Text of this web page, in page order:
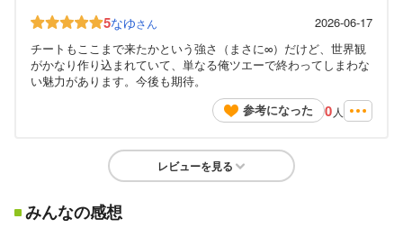
5なゆさん
2026-06-17
チートもここまで来たかという強さ（まさに∞）だけど、世界観
がかなり作り込まれていて、単なる俺ツエーで終わってしまわな
い魅力があります。今後も期待。
参考になった
0 人
レビューを見る
みんなの感想